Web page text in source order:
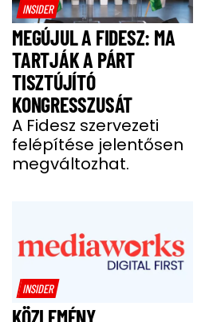
INSIDER
MEGÚJUL A FIDESZ: MA
TARTJÁK A PÁRT
TISZTÚJÍTÓ
KONGRESSZUSÁT
A Fidesz szervezeti
felépítése jelentősen
megváltozhat.
INSIDER